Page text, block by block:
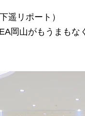
下遥リポート）
岡山がもうまも